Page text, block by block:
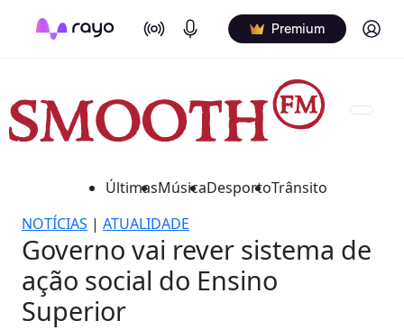
On Air Podcasts Premium Log in
ÚltimasMúsicaDesportoTrânsito
NOTÍCIAS | ATUALIDADE
Governo vai rever sistema de
ação social do Ensino
Superior